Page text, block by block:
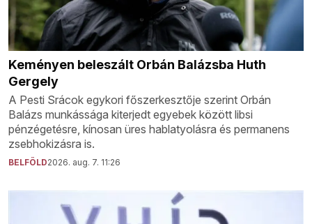
Keményen beleszált Orbán Balázsba Huth
Gergely
A Pesti Srácok egykori főszerkesztője szerint Orbán
Balázs munkássága kiterjedt egyebek között libsi
pénzégetésre, kínosan üres hablatyolásra és permanens
zsebhokizásra is.
BELFÖLD2026. aug. 7. 11:26